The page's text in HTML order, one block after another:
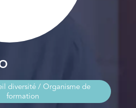
diversité / Organisme de
formation